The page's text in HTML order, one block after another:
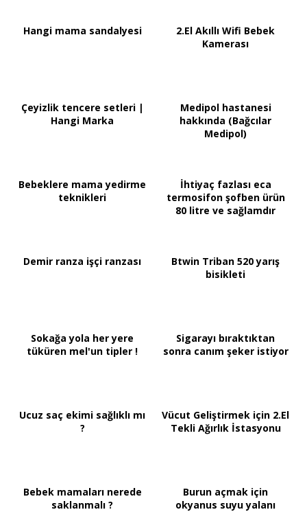
Hangi mama sandalyesi
2.El Akıllı Wifi Bebek
Kamerası
Çeyizlik tencere setleri |
Hangi Marka
Medipol hastanesi
hakkında (Bağcılar
Medipol)
Bebeklere mama yedirme
teknikleri
İhtiyaç fazlası eca
termosifon şofben ürün
80 litre ve sağlamdır
Demir ranza işçi ranzası
Btwin Triban 520 yarış
bisikleti
Sokağa yola her yere
tüküren mel'un tipler !
Sigarayı bıraktıktan
sonra canım şeker istiyor
Ucuz saç ekimi sağlıklı mı
?
Vücut Geliştirmek için 2.El
Tekli Ağırlık İstasyonu
Bebek mamaları nerede
saklanmalı ?
Burun açmak için
okyanus suyu yalanı